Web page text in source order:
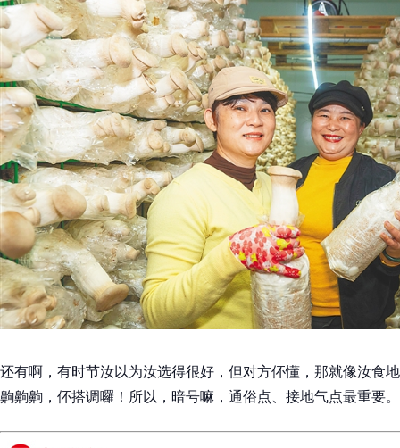
还有啊，有时节汝以为汝选得很好，但对方伓懂，那就像汝食
齁齁齁，伓搭调囉！所以，暗号嘛，通俗点、接地气点最重要。